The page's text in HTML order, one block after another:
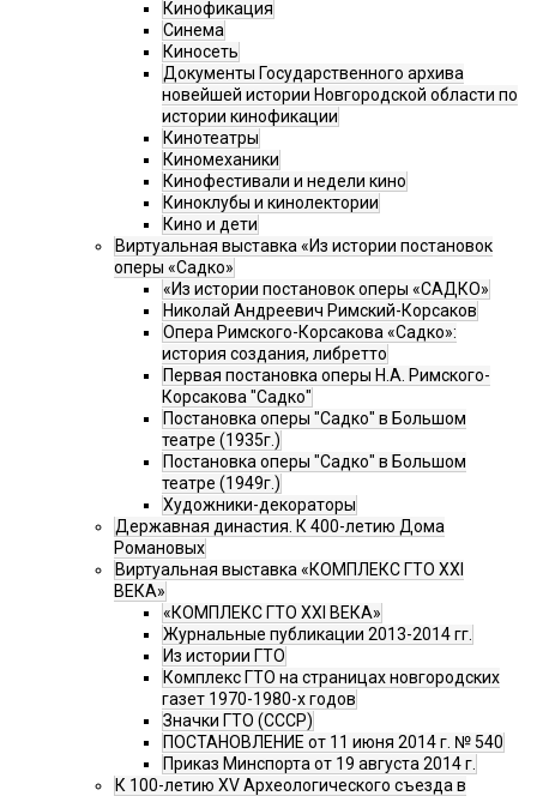
Кинофикация
Синема
Киносеть
Документы Государственного архива
новейшей истории Новгородской области по
истории кинофикации
Кинотеатры
Киномеханики
Кинофестивали и недели кино
Киноклубы и кинолектории
Кино и дети
Виртуальная выставка «Из истории постановок
оперы «Садко»
«Из истории постановок оперы «САДКО»
Николай Андреевич Римский-Корсаков
Опера Римского-Корсакова «Садко»:
история создания, либретто
Первая постановка оперы Н.А. Римского-
Корсакова "Садко"
Постановка оперы "Садко" в Большом
театре (1935г.)
Постановка оперы "Садко" в Большом
театре (1949г.)
Художники-декораторы
Державная династия. К 400-летию Дома
Романовых
Виртуальная выставка «КОМПЛЕКС ГТО XXI
ВЕКА»
«КОМПЛЕКС ГТО XXI ВЕКА»
Журнальные публикации 2013-2014 гг.
Из истории ГТО
Комплекс ГТО на страницах новгородских
газет 1970-1980-х годов
Значки ГТО (СССР)
ПОСТАНОВЛЕНИЕ от 11 июня 2014 г. № 540
Приказ Минспорта от 19 августа 2014 г.
К 100-летию XV Археологического съезда в